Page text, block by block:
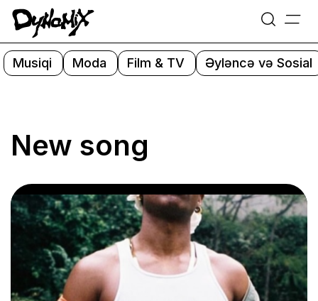
Skip
to
content
=
Musiqi Moda Film & TV Əyləncə və Sosial
New song